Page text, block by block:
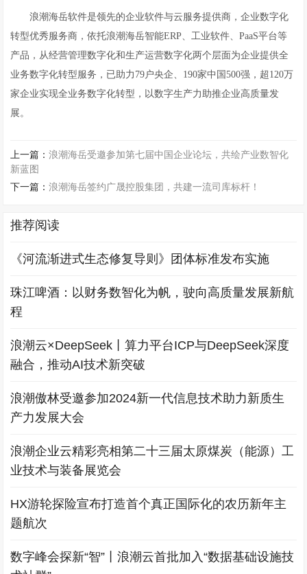
浪潮海岳软件是领先的企业软件与云服务提供商，企业数字化
转型优秀服务商，依托浪潮海岳智能ERP、工业软件、PaaS平台等
产品，从经营管理数字化和生产运营数字化两个层面为企业提供全
业务数字化转型服务，已助力79户央企、190家中国500强，超120万
家企业实现全业务数字化转型，以数字生产力助推企业高质量发
展。
上一篇：浪潮海岳受邀参加第七届中国企业论坛，共绘产业数智化
新蓝图
下一篇：浪潮海岳签约广晟控股集团，共建一流司库标杆！
推荐阅读
《河流渐进式生态修复导则》团体标准发布实施
珠江啤酒：以财务数智化为帆，驶向高质量发展新航
程
浪潮云×DeepSeek丨算力平台ICP与DeepSeek深度
融合，推动AI技术新突破
浪潮傲林受邀参加2024新一代信息技术助力新质生
产力发展大会
浪潮企业云精彩亮相第二十三届太原煤炭（能源）工
业技术与装备展览会
HX游轮探险宣布打造首个真正国际化的农历新年主
题航次
数字峰会探新“智”丨浪潮云首批加入“数据基础设施技